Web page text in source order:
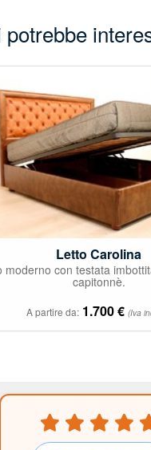
potrebbe
Letto Carolina
moderno con testata
capitonnè.
A partire da: 1.700€ (Iva